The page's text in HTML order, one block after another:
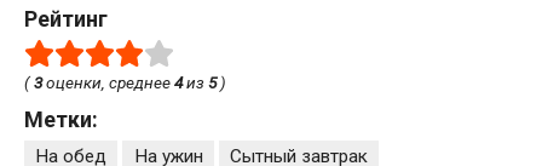
Рейтинг
(3оценки, среднее4из 5)
Метки:
На обед На ужин
Сытный завтрак